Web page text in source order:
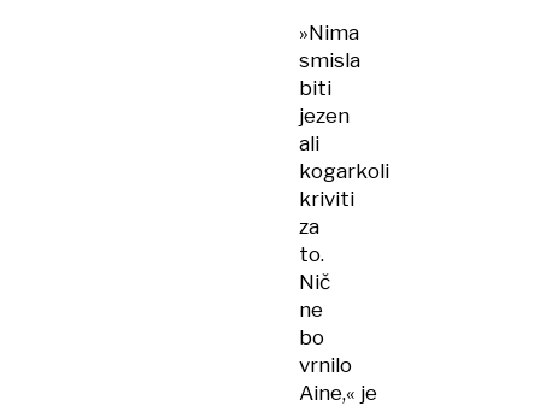
»Nima
smisla
biti
jezen
ali
kogarkoli
kriviti
za
to.
Nič
ne
bo
vrnilo
Aine,« je